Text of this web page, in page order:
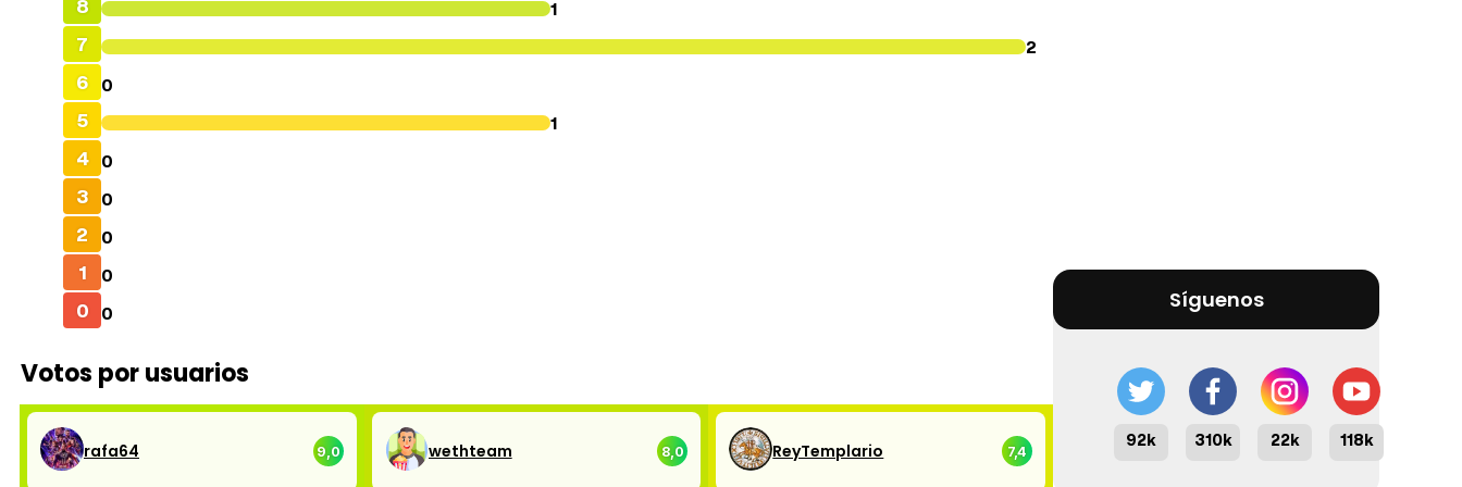
8 1
7 2
6 0
5 1
4 0
3 0
2 0
1 0
0 0
Votos por usuarios
rafa64 9,0 wethteam 8,0 ReyTemplario 7,4
Síguenos
92k 310k 22k 118k